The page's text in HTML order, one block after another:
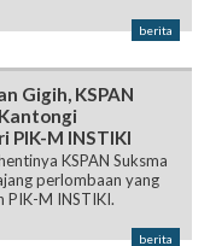
berita
Gigih, KSPAN
PIK-M INSTIKI
KSPAN Suksma
perlombaan yang
PIK-M INSTIKI.
berita